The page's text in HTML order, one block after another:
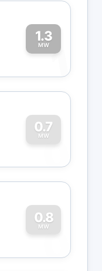
1.3
MW1
0.7
MW
0
0.8
MW
0